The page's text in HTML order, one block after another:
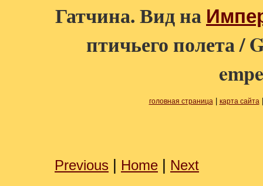
Гатчина. Вид на
птичьего полета /
головная страница| карта сайта
Previous Home Next